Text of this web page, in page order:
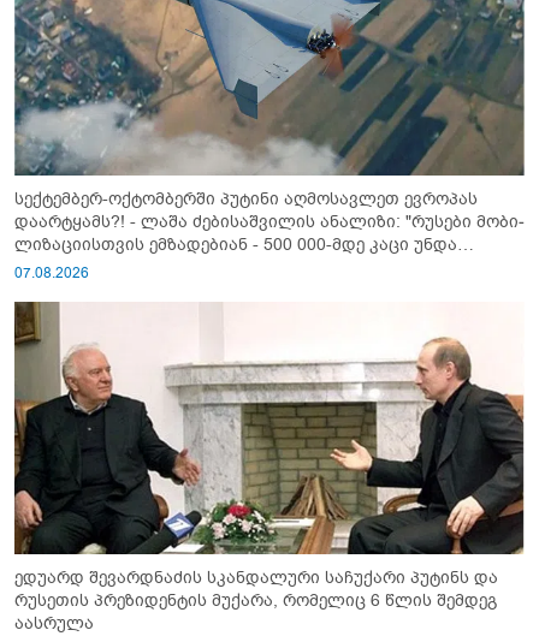
სექტემბერ-ოქტომბერში პუტინი აღმოსავლეთ ევროპას
დაარტყამს?! - ლაშა ძებისაშვილის ანალიზი: "რუსები მობი­
ლიზაციისთვის ემზადებიან - 500 000-მდე კაცი უნდა
გაიწვიონ ომში"
07.08.2026
ედუარდ შევარდნაძის სკანდალური საჩუქარი პუტინს და
რუსეთის პრეზიდენტის მუქარა, რომელიც 6 წლის შემდეგ
აასრულა